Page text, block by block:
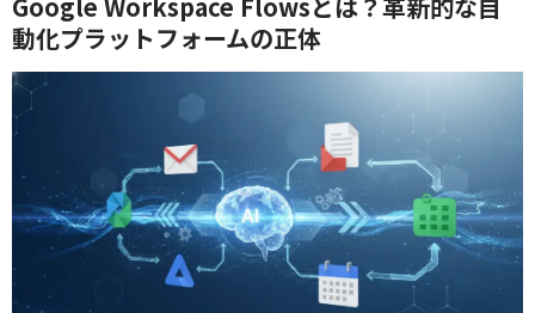
動化プラットフォームの正体